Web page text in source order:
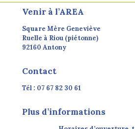
Venir à l’AREA
Square Mère Geneviève
Ruelle à Riou (piétonne)
92160 Antony
Contact
Tél : 07 67 82 30 61
Plus d’informations